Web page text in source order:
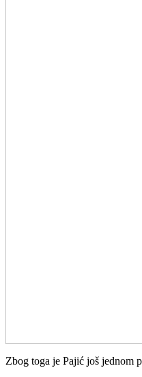
Zbog toga je Pajić još jednom